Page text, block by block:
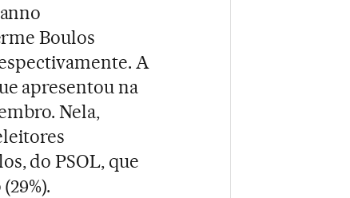
Boulos
A
apresentou na
Nela,
do PSOL, que